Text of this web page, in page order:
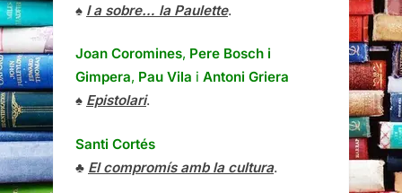
♠ I a sobre… la Paulette.
Joan Coromines, Pere Bosch i
Gimpera, Pau Vila i Antoni Griera
♠ Epistolari.
Santi Cortés
♣ El compromís amb la cultura.